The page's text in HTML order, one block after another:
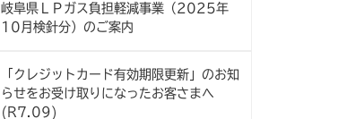
岐阜県ＬＰガス負担軽減事業（2025年
10月検針分）のご案内
「クレジットカード有効期限更新」のお知
らせをお受け取りになったお客さまへ
(R7.09)